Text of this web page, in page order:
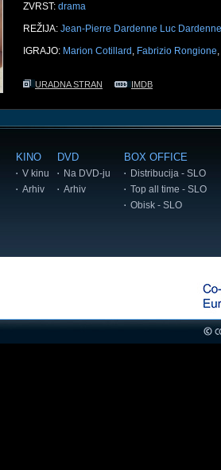
ZVRST: drama
REŽIJA: Jean-Pierre Dardenne Luc Dardenne
IGRAJO: Marion Cotillard , Fabrizio Rongione,
URADNA STRAN IMDB
KINO
V kinu
Arhiv
DVD
Na DVD-ju
Arhiv
BOX OFFICE
Distribucija - SLO
Top all time - SLO
Obisk - SLO